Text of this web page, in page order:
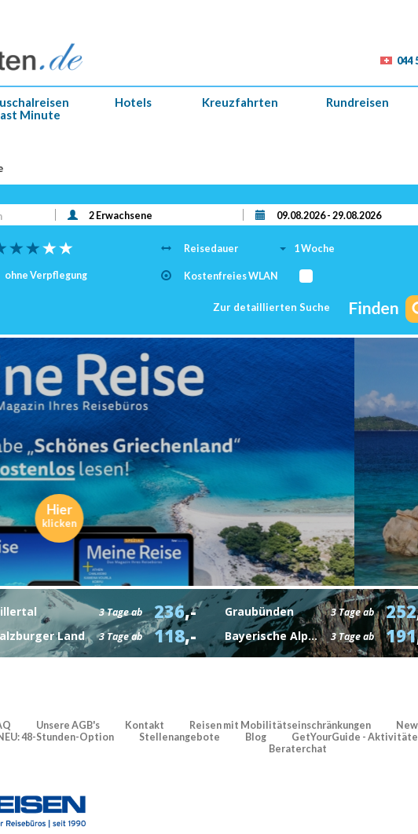
044
Minute
Hotels Kreuzfahrten Rundreisen
ohne Verpflegung
Reisedauer 1 Woche
Kostenfreies WLAN
Zur detaillierten Suche
- Einzigartige Momente.
Hier
klicken
3 Tage ab 236,-
Land 3 Tage ab 118,-
Graubünden 3 Tage ab 252
Bayerische Alpen 3 Tage ab 191
Unsere AGB's Kontakt Reisen mit Mobilitätseinschränkungen
48-Stunden-Option Stellenangebote Blog GetYourGuide -
Beraterchat